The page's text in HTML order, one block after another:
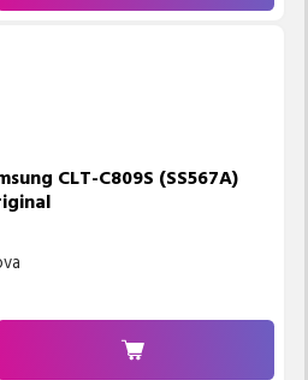
CLT-C809S (SS567A)